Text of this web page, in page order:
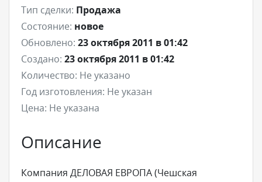
Тип сделки: Продажа
Состояние: новое
Обновлено: 23 октября 2011 в 01:42
Создано: 23 октября 2011 в 01:42
Количество: Не указано
Год изготовления: Не указан
Цена: Не указана
Описание
Компания ДЕЛОВАЯ ЕВРОПА (Чешская